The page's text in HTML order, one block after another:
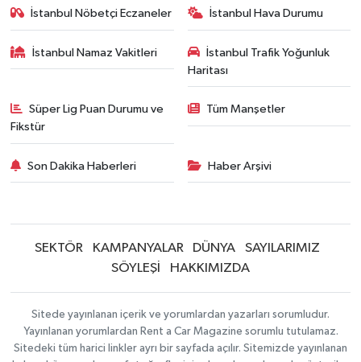
İstanbul Nöbetçi Eczaneler İstanbul Hava Durumu
İstanbul Namaz Vakitleri
İstanbul Trafik Yoğunluk
Haritası
Süper Lig Puan Durumu ve
Fikstür
Tüm Manşetler
Son Dakika Haberleri Haber Arşivi
SEKTÖR KAMPANYALAR DÜNYA
SAYILARIMIZ
SÖYLEŞİ
HAKKIMIZDA
Sitede yayınlanan içerik ve yorumlardan yazarları sorumludur.
Yayınlanan yorumlardan Rent a Car Magazine sorumlu tutulamaz.
Sitedeki tüm harici linkler ayrı bir sayfada açılır. Sitemizde yayınlanan